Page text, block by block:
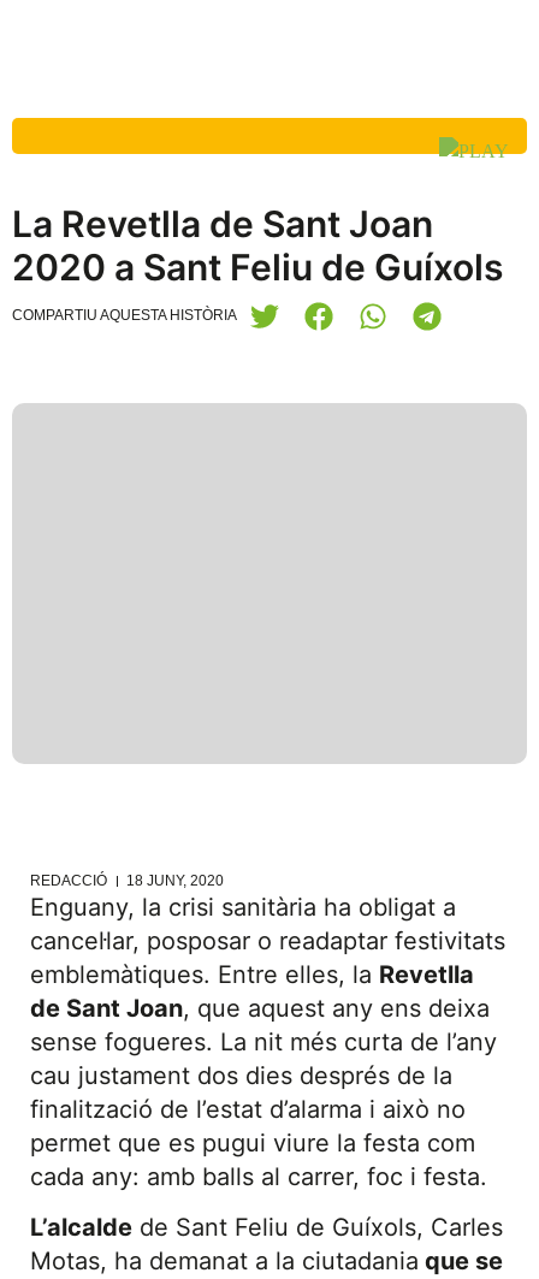
La Revetlla de Sant Joan
2020 a Sant Feliu de Guíxols
COMPARTIU AQUESTA HISTÒRIA
REDACCIÓ 18 JUNY, 2020
Enguany, la crisi sanitària ha obligat a
cancel·lar, posposar o readaptar festivitats
emblemàtiques. Entre elles, la Revetlla
de Sant Joan, que aquest any ens deixa
sense fogueres. La nit més curta de l’any
cau justament dos dies després de la
finalització de l’estat d’alarma i això no
permet que es pugui viure la festa com
cada any: amb balls al carrer, foc i festa.
L’alcalde de Sant Feliu de Guíxols, Carles
Motas, ha demanat a la ciutadania que se